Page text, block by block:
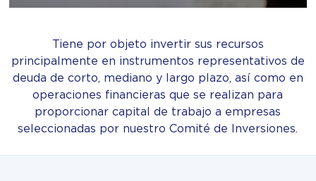
Tiene por objeto invertir sus recursos
principalmente en instrumentos representativos de
deuda de corto, mediano y largo plazo, así como en
operaciones financieras que se realizan para
proporcionar capital de trabajo a empresas
seleccionadas por nuestro Comité de Inversiones.